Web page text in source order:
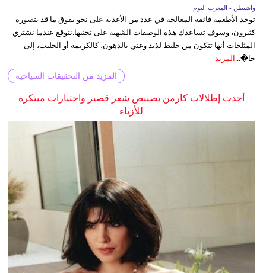
واشنطن - المغرب اليوم
توجد الأطعمة فائقة المعالجة في عدد من الأغذية على نحو يفوق ما قد يتصوره
كثيرون، وسوف تساعدك هذه الوصفات الشهية على تجنبها.نتوقع عندما نشتري
المثلجات أنها تتكون من خليط لذيذ وغني بالدهون، كالكريمة أو الحليب، إلى
جا�...
المزيد
المزيد من التحقيقات السياحية
أحدث إطلالات كارمن بصيبص شعر قصير واختيارات مبتكرة
للأزياء